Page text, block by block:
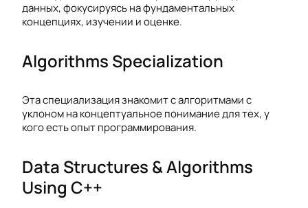
данных, фокусируясь на фундаментальных
концепциях, изучении и оценке.
Algorithms Specialization
Эта специализация знакомит с алгоритмами с
уклоном на концептуальное понимание для тех, у
кого есть опыт программирования.
Data Structures & Algorithms
Using C++